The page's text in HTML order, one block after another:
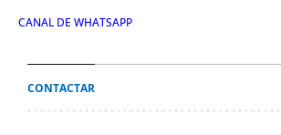
CANAL DE WHATSAPP
CONTACTAR